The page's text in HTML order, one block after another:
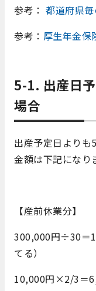
参考： 都道府県
参考： 厚生年金保
5-1. 出産日
場合
出産予定日よりも
金額は下記になり
【産前休業分】
300,000円÷30＝
てる）
10,000円×2/3＝